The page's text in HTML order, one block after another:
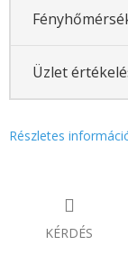
Üzlet
Részletes
KÉRDÉS